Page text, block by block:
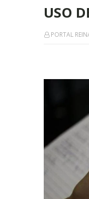
USO
PORTAL